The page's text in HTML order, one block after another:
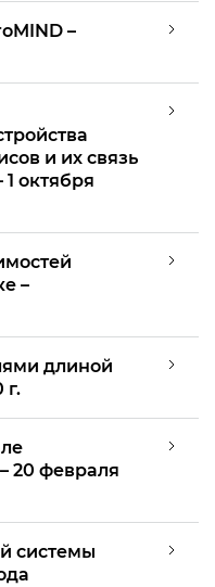
–
и их связь
октября
–
длиной
г.
20 февраля
системы